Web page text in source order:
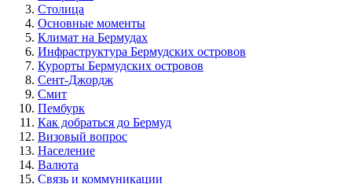
Столица
Основные моменты
Климат на Бермудах
Инфраструктура Бермудских островов
Курорты Бермудских островов
Сент-Джордж
Смит
Пембурк
Как добраться до Бермуд
Визовый вопрос
Население
Валюта
Связь и коммуникации